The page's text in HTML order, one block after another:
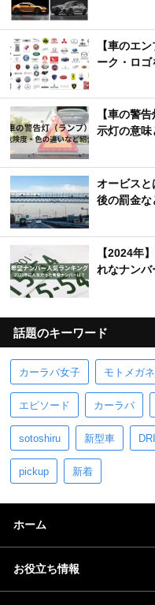
【車のエ
ーク・ロ
【車の警
示灯の意味
オービスと
後の罰金な
【2024年
れなナンバ
話題のキーワード
カーラバ女子 モトメガ
エピソード カーラバ
sotoshiru 新型車
pickup 新着
ホーム
お役立ち情報